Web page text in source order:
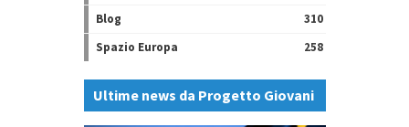
Blog
310
Spazio Europa
258
Ultime news da Progetto Giovani